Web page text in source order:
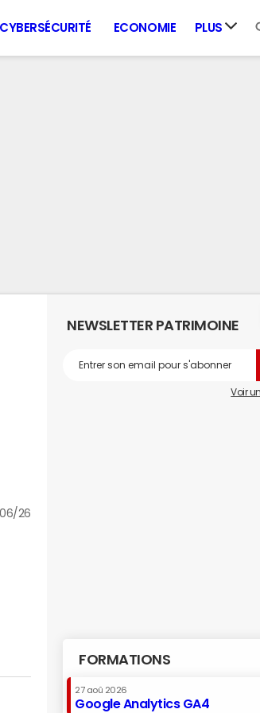
CYBERSÉCURITÉ ECONOMIE PLUS
26
NEWSLETTER PATRIMOINE
Voir
FORMATIONS
27 aoû 2026
Google Analytics GA4